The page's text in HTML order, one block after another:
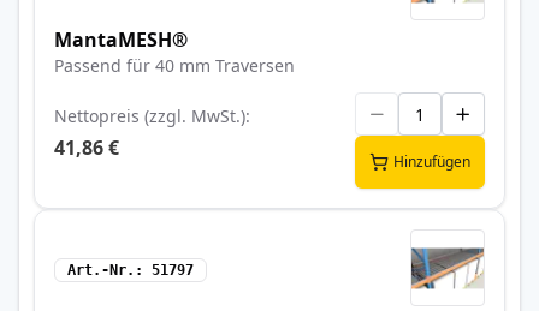
MantaMESH®
Passend für 40 mm Traversen
Nettopreis (zzgl. MwSt.)
41,86 €
Hinzufügen
Art.-Nr. 51797